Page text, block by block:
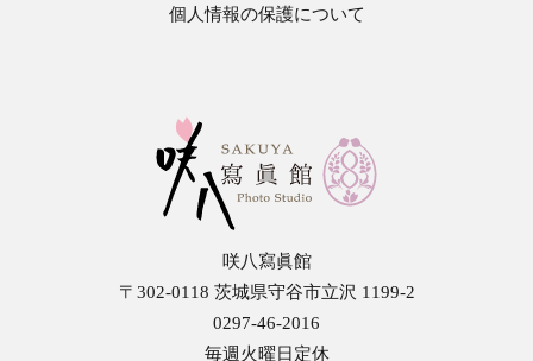
個人情報の保護について
咲八寫眞館
咲八寫眞館
〒302-0118 茨城県守谷市立沢 1199-2
0297-46-2016
毎週火曜日定休